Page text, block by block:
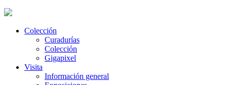
Colección
Curadurías
Colección
Gigapixel
Visita
Información general